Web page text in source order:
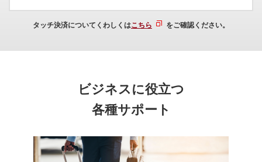
タッチ決済についてくわしくはこちら をご確認ください。
ビジネスに役立つ
各種サポート